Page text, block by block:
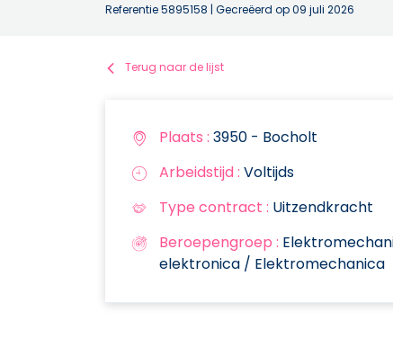
Referentie 5895158 | Gecreëerd op 09 juli 2026
Terug naar de lijst
Plaats : 3950 - Bocholt
Arbeidstijd : Voltijds
Type contract : Uitzendkracht
Beroepengroep :
elektronica / Elektromechanica